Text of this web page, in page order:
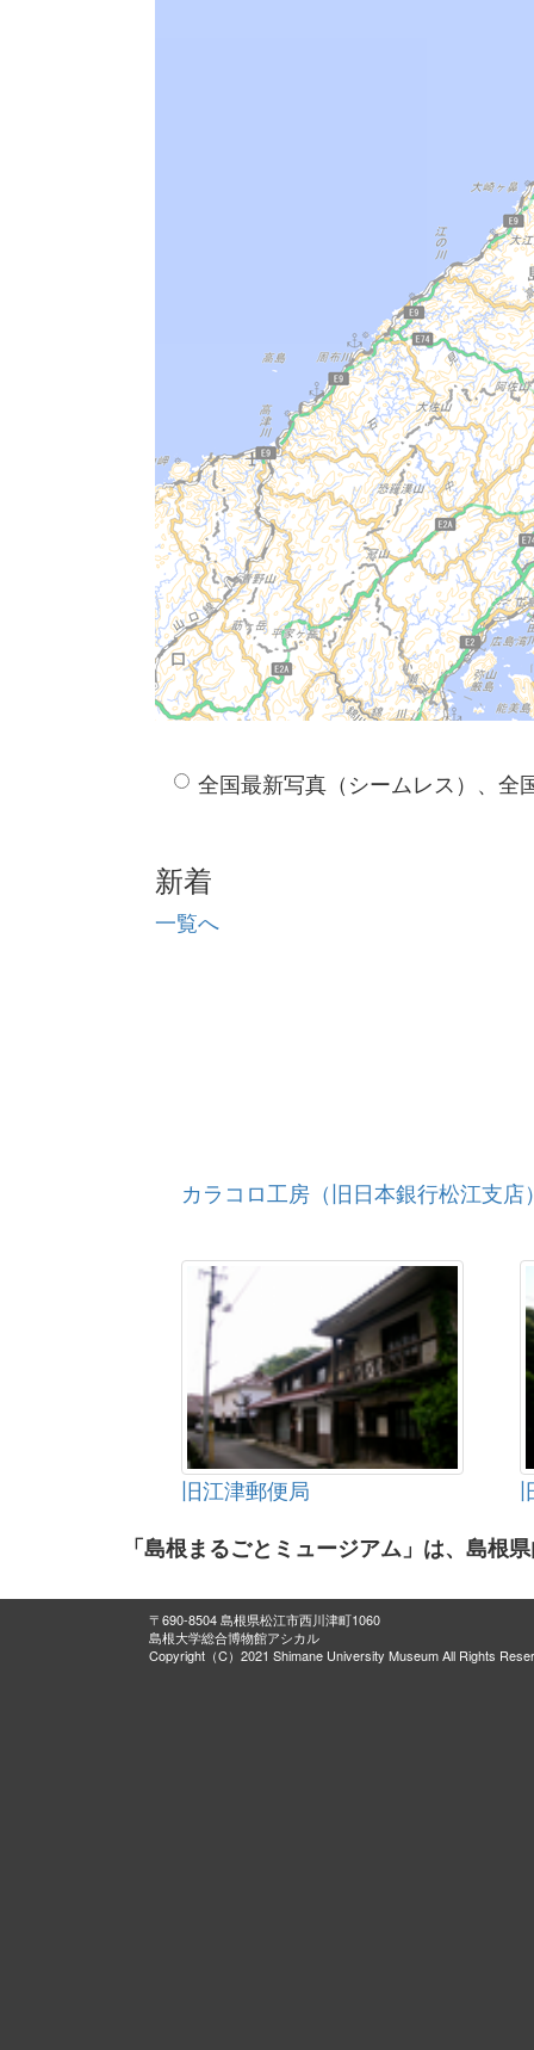
全国最新写真（シームレス）、全
新着
一覧へ
カラコロ工房（旧日本銀行松江支店
旧江津郵便局
「島根まるごとミュージアム」は、島根
〒690-8504 島根県松江市西川津町1060
島根大学総合博物館アシカル
Copyright（C）2021 Shimane University Museum All Rights